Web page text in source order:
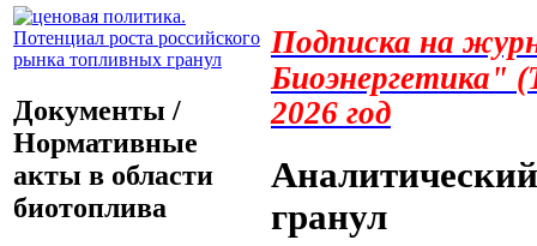
Документы /
Нормативные
акты в области
биотоплива
Подписка на
Биоэнергетика"
2026 год
гранул